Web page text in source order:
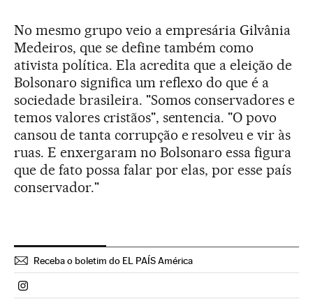
No mesmo grupo veio a empresária Gilvânia
Medeiros, que se define também como
ativista política. Ela acredita que a eleição de
Bolsonaro significa um reflexo do que é a
sociedade brasileira. "Somos conservadores e
temos valores cristãos", sentencia. "O povo
cansou de tanta corrupção e resolveu e vir às
ruas. E enxergaram no Bolsonaro essa figura
que de fato possa falar por elas, por esse país
conservador."
Receba o boletim do EL PAÍS América
Politica El País Brasil en Instagram